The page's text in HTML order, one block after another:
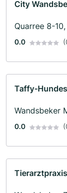
City
Quarree 8-
0.0
Taffy-
Wandsbeker
0.0